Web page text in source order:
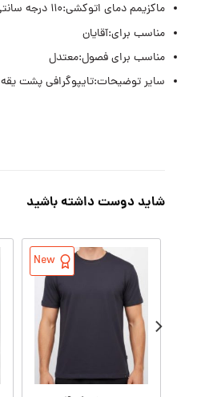
ماکزیمم دمای اتوکشی:۱۱۰ درجه سانتی‌گراد
مناسب برای:آقایان
مناسب برای فصول:معتدل
سایر توضیحات:تایپوگرافی پشت یقه
شاید دوست داشته باشید
New